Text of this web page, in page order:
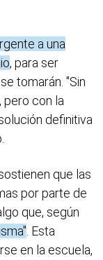
a una
, para ser
tomarán. "Sin
pero con la
definitiva
que las
por parte de
que, según
. Esta
en la escuela,